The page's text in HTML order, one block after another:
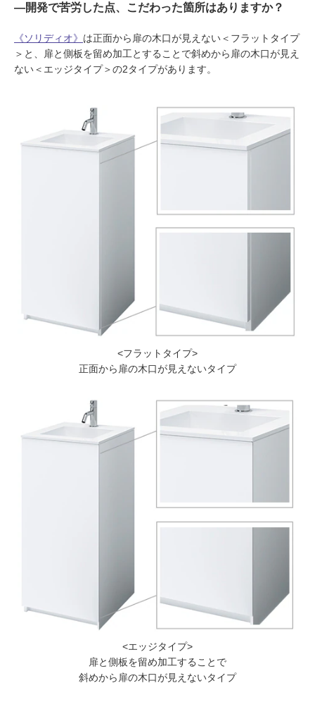
―開発で苦労した点、こだわった箇所はありますか？
《ソリディオ》 は正面から扉の木口が見えない＜フラットタイプ
＞と、扉と側板を留め加工とすることで斜めから扉の木口が見え
ない＜エッジタイプ＞の2タイプがあります。
<フラットタイプ>
正面から扉の木口が見えないタイプ
<エッジタイプ>
扉と側板を留め加工することで
斜めから扉の木口が見えないタイプ